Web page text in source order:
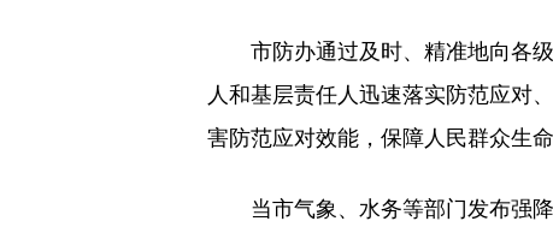
市防办通过及时、精准地向各级
人和基层责任人迅速落实防范应对
害防范应对效能，保障人民群众生
当市气象、水务等部门发布强降